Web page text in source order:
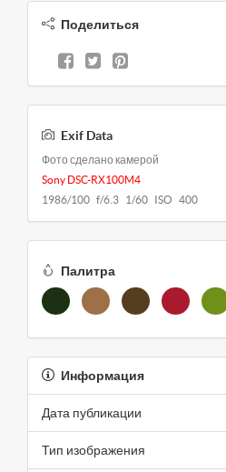
Поделиться
Exif Data
Фото сделано камерой
Sony DSC-RX100M4
1986/100 f/6.3 1/60 ISO 400
Палитра
Информация
Дата публикации
Тип изображения